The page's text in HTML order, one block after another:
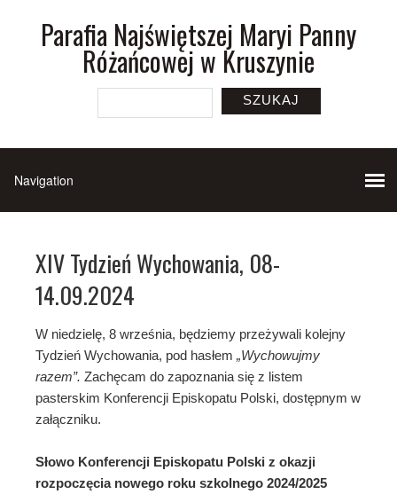
Parafia Najświętszej Maryi Panny
Różańcowej w Kruszynie
SZUKAJ
XIV Tydzień Wychowania, 08-
14.09.2024
W niedzielę, 8 września, będziemy przeżywali kolejny
Tydzień Wychowania, pod hasłem „Wychowujmy
razem”. Zachęcam do zapoznania się z listem
pasterskim Konferencji Episkopatu Polski, dostępnym w
załączniku.
Słowo Konferencji Episkopatu Polski z okazji
rozpoczęcia nowego roku szkolnego 2024/2025